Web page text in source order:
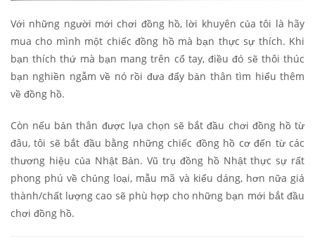
Với những người mới chơi đồng hồ, lời khuyên của tôi là hãy
mua cho mình một chiếc đồng hồ mà bạn thực sự thích. Khi
bạn thích thứ mà bạn mang trên cổ tay, điều đó sẽ thôi thúc
bạn nghiền ngẫm về nó rồi đưa đẩy bản thân tìm hiểu thêm
về đồng hồ.
Còn nếu bản thân được lựa chọn sẽ bắt đầu chơi đồng hồ từ
đâu, tôi sẽ bắt đầu bằng những chiếc đồng hồ cơ đến từ các
thương hiệu của Nhật Bản. Vũ trụ đồng hồ Nhật thực sự rất
phong phú về chủng loại, mẫu mã và kiểu dáng, hơn nữa giá
thành/chất lượng cao sẽ phù hợp cho những bạn mới bắt đầu
chơi đồng hồ.